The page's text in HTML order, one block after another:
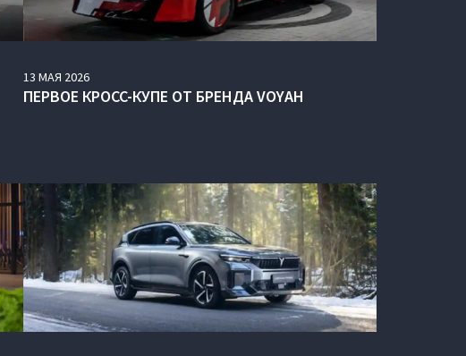
13 МАЯ 2026
ПЕРВОЕ КРОСС-КУПЕ ОТ БРЕНДА VOYAH